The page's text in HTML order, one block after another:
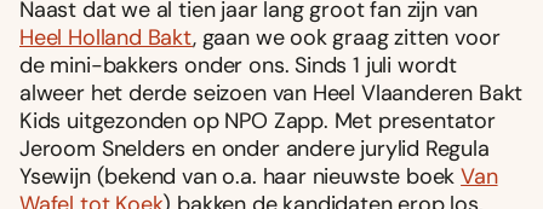
Naast dat we al tien jaar lang groot fan zijn van
Heel Holland Bakt, gaan we ook graag zitten voor
de mini-bakkers onder ons. Sinds 1 juli wordt
alweer het derde seizoen van Heel Vlaanderen Bakt
Kids uitgezonden op NPO Zapp. Met presentator
Jeroom Snelders en onder andere jurylid Regula
Ysewijn (bekend van o.a. haar nieuwste boekVan